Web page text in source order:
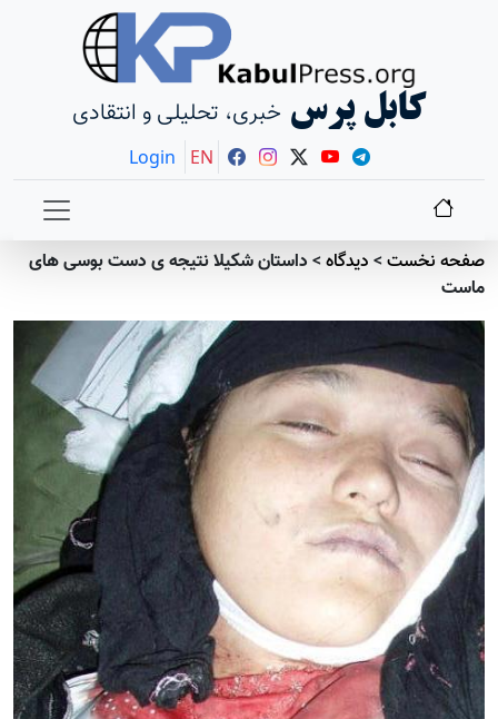
کابل پرس خبری، تحلیلی و انتقادی
Login EN
صفحه نخست> دیدگاه> داستان شکیلا نتیجه ی دست بوسی های
ماست